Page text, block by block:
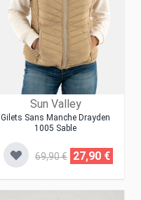
Sun Valley
Gilets Sans Manche Drayden
1005 Sable
69,90 € 27,90 €